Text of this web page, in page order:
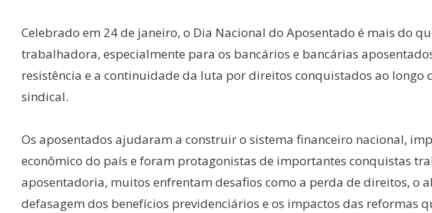
Celebrado em 24 de janeiro, o Dia Nacional do Aposentado é mais do
trabalhadora, especialmente para os bancários e bancárias
resistência e a continuidade da luta por direitos conquistados ao longo
sindical.
Os aposentados ajudaram a construir o sistema financeiro nacional,
econômico do país e foram protagonistas de importantes conquistas
aposentadoria, muitos enfrentam desafios como a perda de direitos, o
defasagem dos benefícios previdenciários e os impactos das reformas